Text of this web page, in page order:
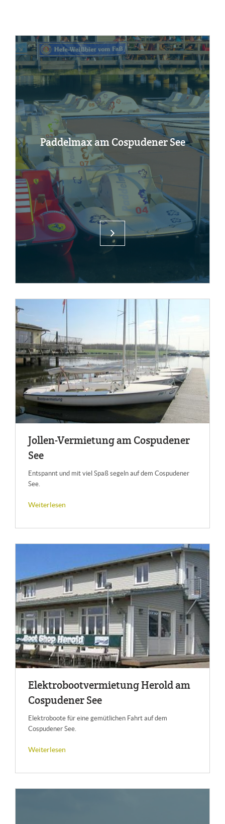
Pad­del­max am Co­s­pu­de­ner See
Jol­len-Ver­mie­tung am Co­s­pu­de­ner
See
Entspannt und mit viel Spaß segeln auf dem Cospudener
See.
Weiterlesen
Elek­tro­boot­ver­mie­tung He­rold am
Co­s­pu­de­ner See
Elektroboote für eine gemütlichen Fahrt auf dem
Cospudener See.
Weiterlesen